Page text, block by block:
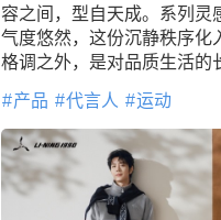
容之间，型自天成。系列灵
气度悠然，这份沉静秩序化
格调之外，是对品质生活的
产品 代言人 运动